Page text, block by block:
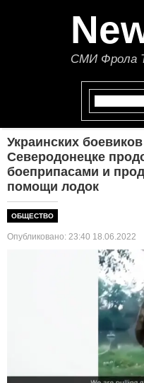
СМИ Фрола
Украинских
Северодонецке
боеприпасами и
помощи лодок
ОБЩЕСТВО
Опубликовано: 23:40 18.06.2022